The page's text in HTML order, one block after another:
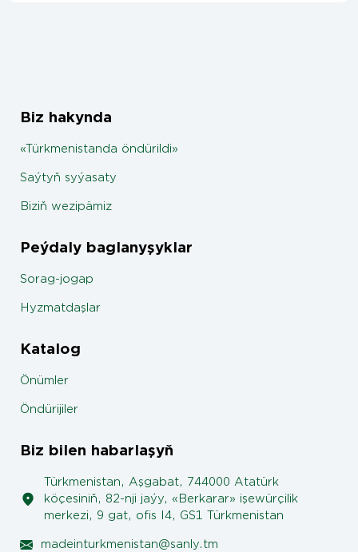
Biz hakynda
«Türkmenistanda öndürildi»
Saýtyň syýasaty
Biziň wezipämiz
Peýdaly baglanyşyklar
Sorag-jogap
Hyzmatdaşlar
Katalog
Önümler
Öndürijiler
Biz bilen habarlaşyň
Türkmenistan, Aşgabat, 744000 Atatürk
köçesiniň, 82-nji jaýy, «Berkarar» işewürçilik
merkezi, 9 gat, ofis I4, GS1 Türkmenistan
madeinturkmenistan@sanly.tm